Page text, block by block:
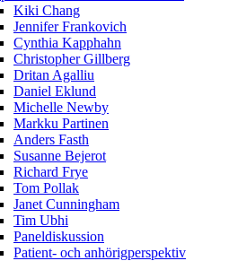
Kiki Chang
Jennifer Frankovich
Cynthia Kapphahn
Christopher Gillberg
Dritan Agalliu
Daniel Eklund
Michelle Newby
Markku Partinen
Anders Fasth
Susanne Bejerot
Richard Frye
Tom Pollak
Janet Cunningham
Tim Ubhi
Paneldiskussion
Patient- och anhörigperspektiv